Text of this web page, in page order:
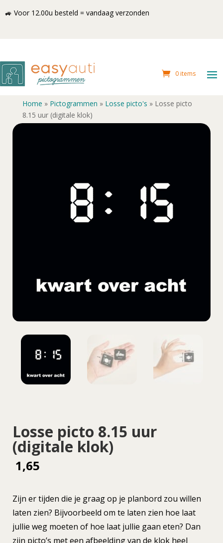
🚙 Voor 12.00u besteld = vandaag verzonden
0 items
Home » Pictogrammen » Losse picto's » Losse picto
8.15 uur (digitale klok)
Losse picto 8.15 uur
(digitale klok)
1,65
Zijn er tijden die je graag op je planbord zou willen
laten zien? Bijvoorbeeld om te laten zien hoe laat
jullie weg moeten of hoe laat jullie gaan eten? Dan
zijn picto’s met een afbeelding van de klok heel